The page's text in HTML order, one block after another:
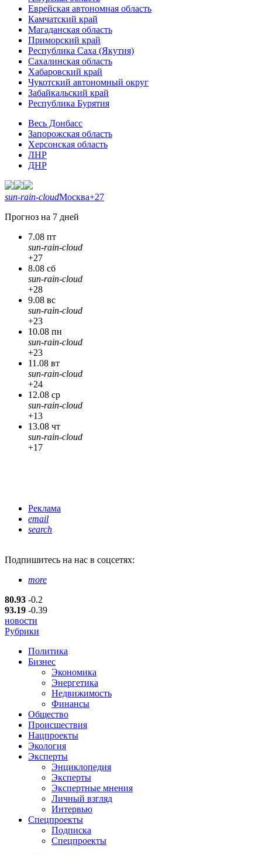
Еврейская автономная область
Камчатский край
Магаданская область
Приморский край
Республика Саха (Якутия)
Сахалинская область
Хабаровский край
Чукотский автономный округ
Забайкальский край
Республика Бурятия
Весь Донбасс
Запорожская область
Херсонская область
ЛНР
ДНР
sun-rain-cloudМосква+27
Прогноз на 7 дней
7.08 пт
sun-rain-cloud
+27
8.08 сб
sun-rain-cloud
+28
9.08 вс
sun-rain-cloud
+23
10.08 пн
sun-rain-cloud
+23
11.08 вт
sun-rain-cloud
+24
12.08 ср
sun-rain-cloud
+13
13.08 чт
sun-rain-cloud
+17
Реклама
email
search
Подпишитесь на нас в соцсетях:
more
80.93 -0.2
93.19 -0.39
новости
Рубрики
Политика
Бизнес
Экономика
Энергетика
Недвижимость
Финансы
Общество
Происшествия
Нацпроекты
Экология
Эксперты
Энциклопедия
Эксперты
Экспертные мнения
Личный взгляд
Интервью
Спецпроекты
Подписка
Спецпроекты